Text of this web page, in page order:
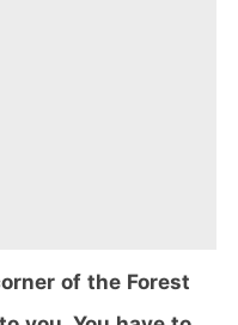
of the Forest